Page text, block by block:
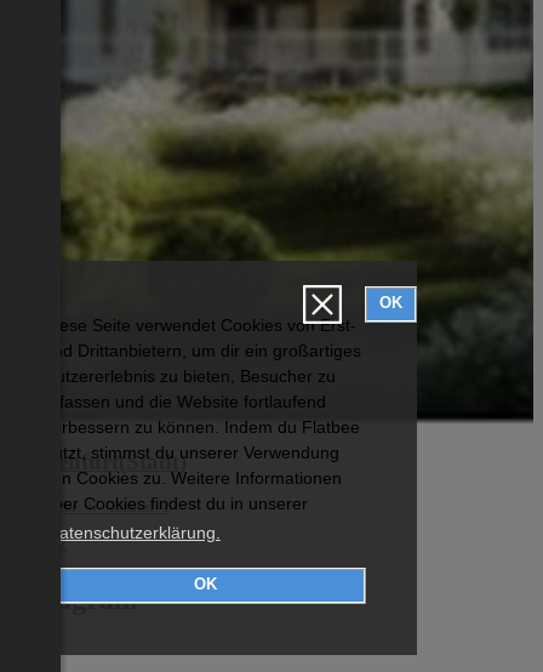
Diese Seite verwendet Cookies von Erst-
und Drittanbietern, um dir ein großartiges
Nutzererlebnis zu bieten, Besucher zu
erfassen und die Website fortlaufend
verbessern zu können. Indem du Flatbee
nutzt, stimmst du unserer Verwendung
von Cookies zu. Weitere Informationen
über Cookies findest du in unserer
Datenschutzerklärung.
OK
OK
Klagenfurt(Stadt)
Wohnfläche: 47 Zimmer: 2
€ 1.007
Instagram